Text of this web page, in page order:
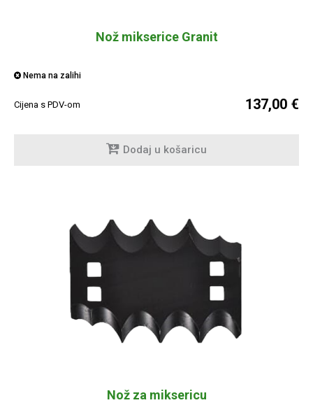
Nož mikserice Granit
Nema na zalihi
Cijena s PDV-om 137,00 €
Dodaj u košaricu
Nož za miksericu